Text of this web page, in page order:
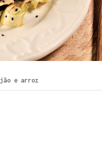
e arroz